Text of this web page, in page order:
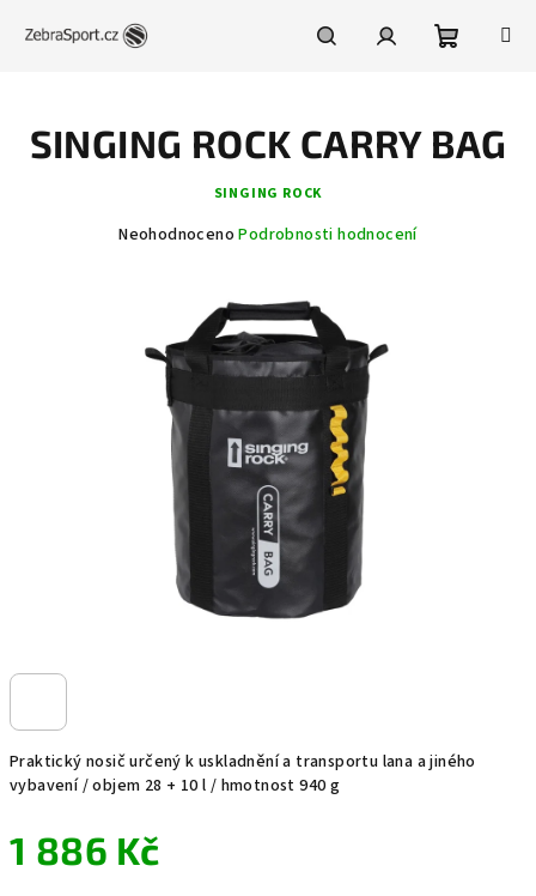
košík
Praktický nosič určený k uskladnění a transportu lana a jiného
vybavení / objem 28 + 10 l / hmotnost 940 g
1 886 Kč
SINGING ROCK CARRY BAG
SINGING ROCK
Průměrné
hvězdiček.
Neohodnoceno Podrobnosti hodnocení